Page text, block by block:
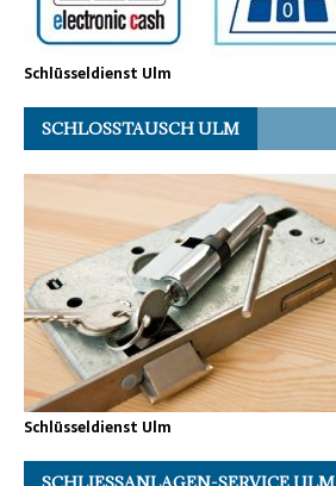
Schlüsseldienst Ulm
SCHLOSSTAUSCH ULM
Schlüsseldienst Ulm